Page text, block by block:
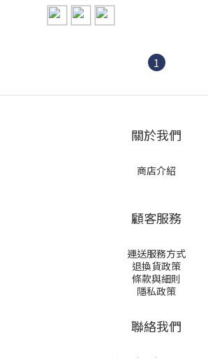
1
關於我們
商店介紹
顧客服務
運送服務方式
退換貨政策
條款與細則
隱私政策
聯絡我們